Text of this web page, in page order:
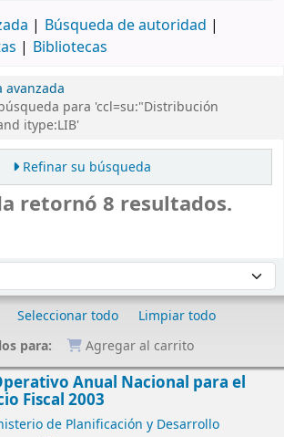
Búsqueda de autoridad
Bibliotecas
avanzada
para 'ccl=su:"Distribución
itype:LIB'
Refinar su búsqueda
retornó 8 resultados.
Seleccionar todo
Limpiar todo
para:
Agregar al carrito
Anual Nacional para el
Fiscal 2003
de Planificación y Desarrollo